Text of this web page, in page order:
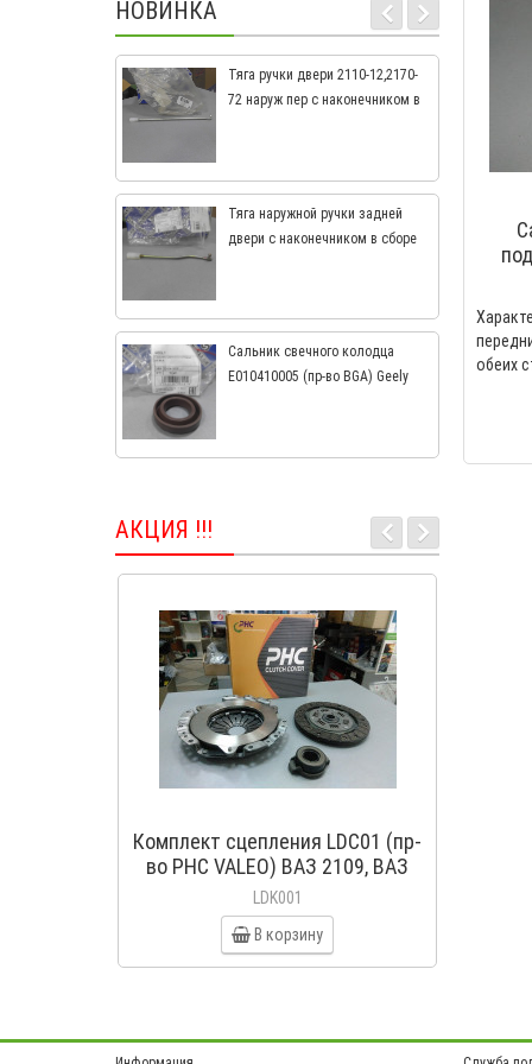
НОВИНКА
Тяга ручки двери 2110-12,2170-
72 наруж пер с наконечником в
Тяга наружной ручки задней
двери с наконечником в сборе
Сальник свечного колодца
E010410005 (пр-во BGA) Geely
АКЦИЯ !!!
Комплект сцепления LDC01 (пр-
во PHC VALEO) ВАЗ 2109, ВАЗ
2114, ВАЗ 2113, ВАЗ 2115, ВАЗ
2108
LDK001
В корзину
обеих